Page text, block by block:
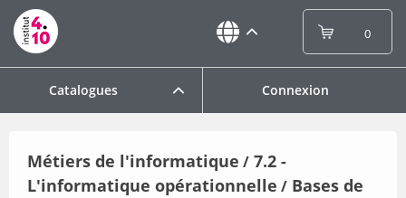
Catalogues Connexion
0
Métiers de l'informatique / 7.2 -
L'informatique opérationnelle / Bases de